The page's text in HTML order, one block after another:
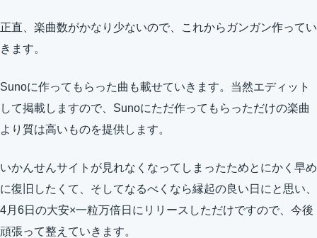
正直、楽曲数がかなり少ないので、これからガンガン作ってい
きます。
Sunoに作ってもらった曲も載せていきます。当然エディット
して掲載しますので、Sunoにただ作ってもらっただけの楽曲
より質は高いものを提供します。
いかんせんサイトが見れなくなってしまったためとにかく早め
に復旧したくて、そしてなるべくなら縁起の良い日にと思い、
4月6日の大安×一粒万倍日にリリースしただけですので、今後
頑張って整えていきます。